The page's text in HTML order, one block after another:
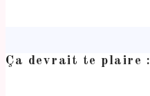
Ça devrait te plaire :